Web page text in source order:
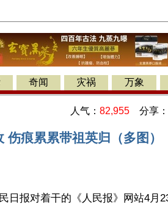
奇闻 灾祸 万象
人气： 82,955 分享：
伤痕累累带祖英归（多图）
日报对着干的《人民报》网站4月